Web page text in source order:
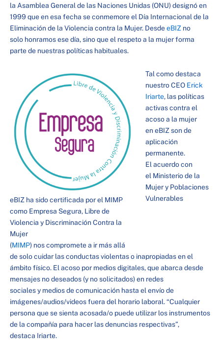
la Asamblea General de las Naciones Unidas (ONU) designó en
1999 que en esa fecha se conmemore el Día Internacional de la
Eliminación de la Violencia contra la Mujer. DesdeeBIZ no
solo honramos ese día, sino que el respeto a la mujer forma
parte de nuestras políticas habituales.
eBIZ ha sido certificada por el MIMP
como Empresa Segura, Libre de
Violencia y Discriminación Contra la
Mujer
Tal como destaca
nuestro CEO Erick
Iriarte, las políticas
activas contra el
acoso a la mujer
en eBIZ son de
aplicación
permanente.
El acuerdo con
el Ministerio de la
Mujer y Poblaciones
Vulnerables
(MIMP) nos compromete a ir más allá
de solo cuidar las conductas violentas o inapropiadas en el
ámbito físico. El acoso por medios digitales, que abarca desde
mensajes no deseados (y no solicitados) en redes
sociales y medios de comunicación hasta el envío de
imágenes/audios/videos fuera del horario laboral. “Cualquier
persona que se sienta acosada/o puede utilizar los instrumentos
de la compañía para hacer las denuncias respectivas”,
destaca Iriarte.